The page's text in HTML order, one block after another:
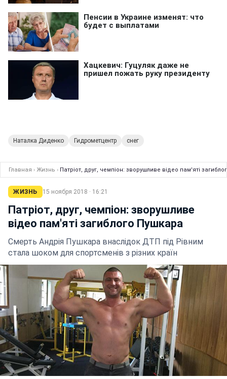
Наталка Диденко Гидрометцентр снег
Главная › Жизнь › Патріот, друг, чемпіон: зворушливе відео пам'яті
ЖИЗНЬ 15 ноября 2018 · 16:21
Патріот, друг, чемпіон: зворушливе
відео пам'яті загиблого Пушкара
Смерть Андрія Пушкара внаслідок ДТП під Рівним
стала шоком для спортсменів з різних країн